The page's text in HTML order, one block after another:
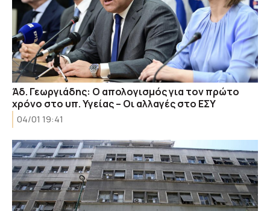
Άδ. Γεωργιάδης: Ο απολογισμός για τον πρώτο
χρόνο στο υπ. Υγείας – Οι αλλαγές στο ΕΣΥ
04/01 19:41